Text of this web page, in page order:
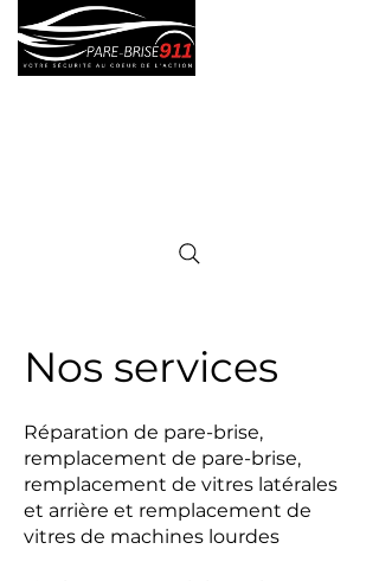
Nos services
Réparation de pare-brise,
remplacement de pare-brise,
remplacement de vitres latérales
et arrière et remplacement de
vitres de machines lourdes